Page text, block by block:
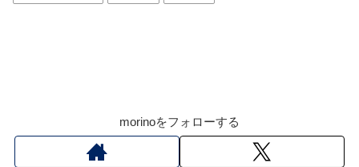
morinoをフォローする